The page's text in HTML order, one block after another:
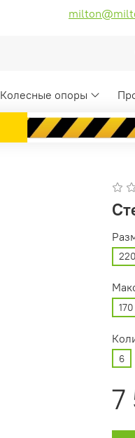
Колесные опоры
170
6
7